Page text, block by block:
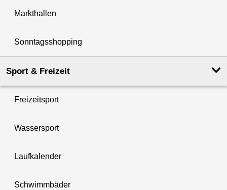
Markthallen
Sonntagsshopping
Sport & Freizeit
Freizeitsport
Wassersport
Laufkalender
Schwimmbäder